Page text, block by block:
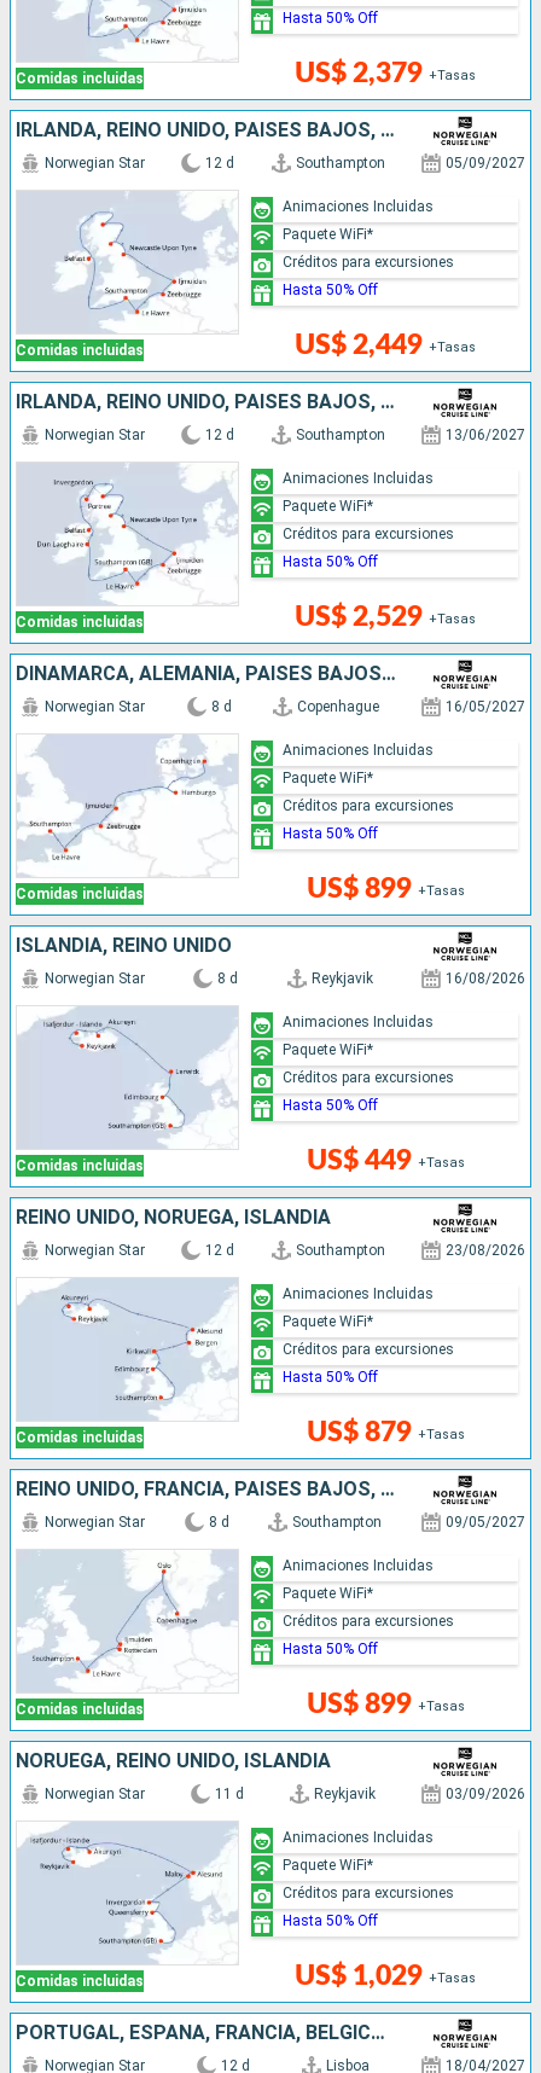
Comidas incluidas US$ 2,379 +Tasas
Hasta 50% Off
IRLANDA, REINO UNIDO, PAISES BAJOS, BÉLGICA, FRANCIA
Comidas incluidas
Norwegian Star 12 d Southampton 05/09/2027
US$ 2,449 +Tasas
Animaciones Incluidas
Paquete WiFi*
Créditos para excursiones
Hasta 50% Off
IRLANDA, REINO UNIDO, PAISES BAJOS, BÉLGICA, FRANCIA
Comidas incluidas
Norwegian Star 12 d Southampton 13/06/2027
US$ 2,529 +Tasas
Animaciones Incluidas
Paquete WiFi*
Créditos para excursiones
Hasta 50% Off
DINAMARCA, ALEMANIA, PAISES BAJOS, BÉLGICA, FRANCIA, REINO UNIDO
Comidas incluidas
Norwegian Star 8 d Copenhague 16/05/2027
US$ 899 +Tasas
Animaciones Incluidas
Paquete WiFi*
Créditos para excursiones
Hasta 50% Off
ISLANDIA, REINO UNIDO
Comidas incluidas
Norwegian Star 8 d Reykjavik 16/08/2026
US$ 449 +Tasas
Animaciones Incluidas
Paquete WiFi*
Créditos para excursiones
Hasta 50% Off
REINO UNIDO, NORUEGA, ISLANDIA
Comidas incluidas
Norwegian Star 12 d Southampton 23/08/2026
US$ 879 +Tasas
Animaciones Incluidas
Paquete WiFi*
Créditos para excursiones
Hasta 50% Off
REINO UNIDO, FRANCIA, PAISES BAJOS, NORUEGA, DINAMARCA
Comidas incluidas
Norwegian Star 8 d Southampton 09/05/2027
US$ 899 +Tasas
Animaciones Incluidas
Paquete WiFi*
Créditos para excursiones
Hasta 50% Off
NORUEGA, REINO UNIDO, ISLANDIA
Comidas incluidas
Norwegian Star 11 d Reykjavik 03/09/2026
US$ 1,029 +Tasas
Animaciones Incluidas
Paquete WiFi*
Créditos para excursiones
Hasta 50% Off
PORTUGAL, ESPAÑA, FRANCIA, BÉLGICA, PAISES BAJOS, REINO UNIDO
Norwegian Star 12 d Lisboa 18/04/2027